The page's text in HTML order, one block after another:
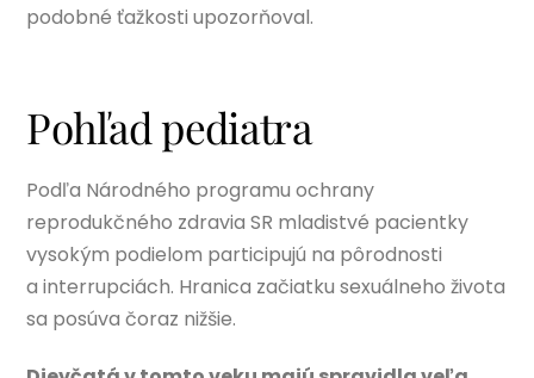
podobné ťažkosti upozorňoval.
Pohľad pediatra
Podľa Národného programu ochrany
reprodukčného zdravia SR mladistvé pacientky
vysokým podielom participujú na pôrodnosti
a interrupciách. Hranica začiatku sexuálneho života
sa posúva čoraz nižšie.